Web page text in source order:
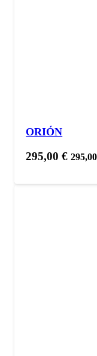
ORIÓN
295,00€